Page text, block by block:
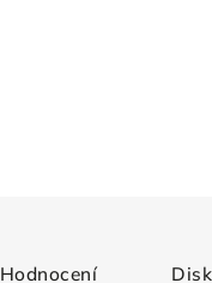
Hodnocení